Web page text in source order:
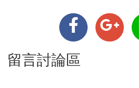
留言討論區